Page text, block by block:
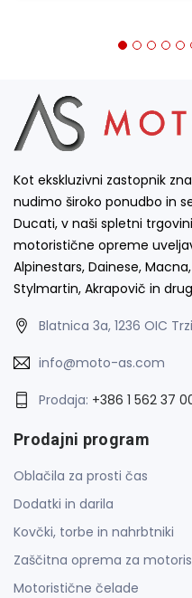
Kot ekskluzivni zastopnik
nudimo široko ponudbo in
Ducati, v naši spletni
motoristične opreme
Alpinestars, Dainese,
Stylmartin, Akrapovič in
Blatnica 3a, 1236 OIC
info@moto-as.com
Prodaja: +386 1 562 37
Prodajni program
Oblačila za prosti čas
Dodatki in darila
Kovčki, torbe in nahrbtniki
Zaščitna oprema za
Motoristične čelade